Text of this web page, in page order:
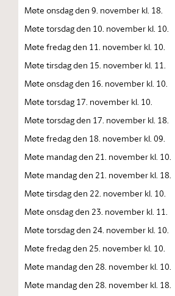
Møte onsdag den 9. november kl. 18.
Møte torsdag den 10. november kl. 10.
Møte fredag den 11. november kl. 10.
Møte tirsdag den 15. november kl. 11.
Møte onsdag den 16. november kl. 10.
Møte torsdag 17. november kl. 10.
Møte torsdag den 17. november kl. 18.
Møte fredag den 18. november kl. 09.
Møte mandag den 21. november kl. 10.
Møte mandag den 21. november kl. 18.
Møte tirsdag den 22. november kl. 10.
Møte onsdag den 23. november kl. 11.
Møte torsdag den 24. november kl. 10.
Møte fredag den 25. november kl. 10.
Møte mandag den 28. november kl. 10.
Møte mandag den 28. november kl. 18.